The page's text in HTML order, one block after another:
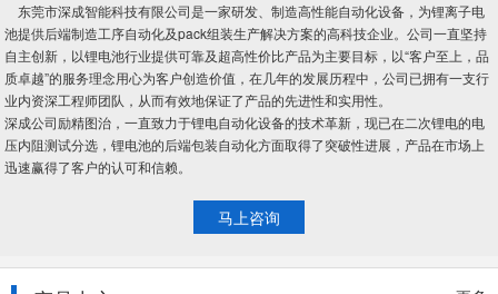
东莞市深成智能科技有限公司是一家研发、制造高性能自动化设备，为锂离子电
池提供后端制造工序自动化及pack组装生产解决方案的高科技企业。公司一直坚持
自主创新，以锂电池行业提供可靠及超高性价比产品为主要目标，以“客户至上，品
质卓越”的服务理念用心为客户创造价值，在几年的发展历程中，公司已拥有一支行
业内资深工程师团队，从而有效地保证了产品的先进性和实用性。
深成公司励精图治，一直致力于锂电自动化设备的技术革新，现已在二次锂电的电
压内阻测试分选，锂电池的后端包装自动化方面取得了突破性进展，产品在市场上
迅速赢得了客户的认可和信赖。
马上咨询